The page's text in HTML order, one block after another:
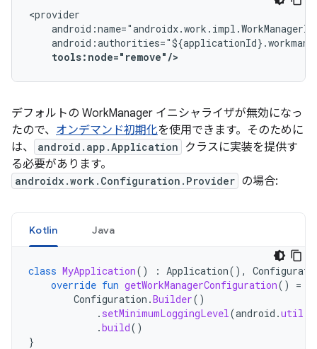
tools:node="remove"/>
デフォルトの WorkManager イニシャライザが無効になっ
たので、 オンデマンド初期化を使用できます。そのために
は、
android.app.Application
クラスに実装を提供す
る必要があります。
androidx.work.Configuration.Provider の場合:
Kotlin Java
class MyApplication() : Application(),
override fun getWorkManagerConfiguration()
=
Configuration .Builder()
. setMinimumLoggingLevel(android .util
.build()
}